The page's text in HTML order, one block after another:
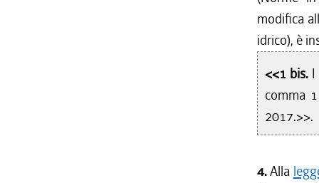
modifica
idrico), è
<<1 bis. I
comma
2017.>>.
4.Alla